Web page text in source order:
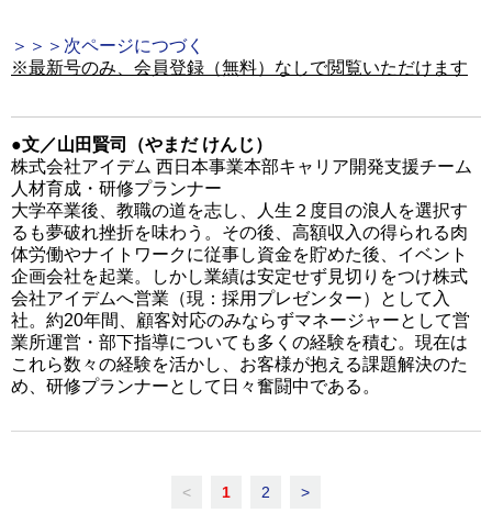
＞＞＞次ページにつづく
※最新号のみ、会員登録（無料）なしで閲覧いただけます
●文／山田賢司（やまだ けんじ）
株式会社アイデム 西日本事業本部キャリア開発支援チーム
人材育成・研修プランナー
大学卒業後、教職の道を志し、人生２度目の浪人を選択す
るも夢破れ挫折を味わう。その後、高額収入の得られる肉
体労働やナイトワークに従事し資金を貯めた後、イベント
企画会社を起業。しかし業績は安定せず見切りをつけ株式
会社アイデムへ営業（現：採用プレゼンター）として入
社。約20年間、顧客対応のみならずマネージャーとして営
業所運営・部下指導についても多くの経験を積む。現在は
これら数々の経験を活かし、お客様が抱える課題解決のた
め、研修プランナーとして日々奮闘中である。
< 1 2 >